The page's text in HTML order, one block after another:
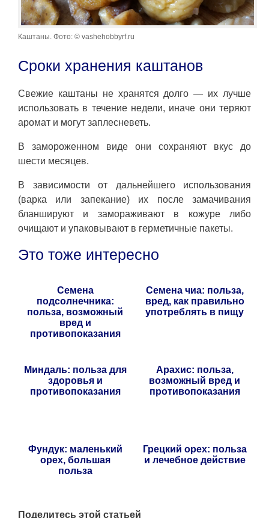
Каштаны. Фото: © vashehobbyrf.ru
Сроки хранения каштанов
Свежие каштаны не хранятся долго — их лучше
использовать в течение недели, иначе они теряют
аромат и могут заплесневеть.
В замороженном виде они сохраняют вкус до
шести месяцев.
В зависимости от дальнейшего использования
(варка или запекание) их после замачивания
бланшируют и замораживают в кожуре либо
очищают и упаковывают в герметичные пакеты.
Это тоже интересно
Семена
подсолнечника:
польза, возможный
вред и
противопоказания
Семена чиа: польза,
вред, как правильно
употреблять в пищу
Миндаль: польза для
здоровья и
противопоказания
Арахис: польза,
возможный вред и
противопоказания
Фундук: маленький
орех, большая
польза
Грецкий орех: польза
и лечебное действие
Поделитесь этой статьей